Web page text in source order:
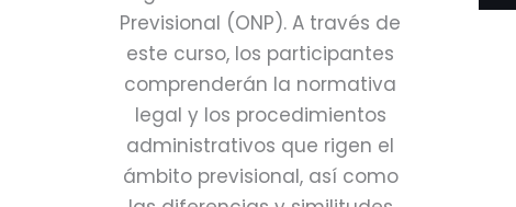
Previsional (ONP). A través de
este curso, los participantes
comprenderán la normativa
legal y los procedimientos
administrativos que rigen el
ámbito previsional, así como